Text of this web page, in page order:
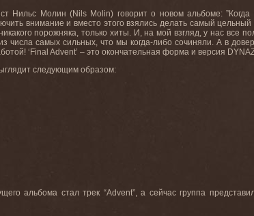
Нильс Молин (Nils Molin) говорит о новом альбоме:
внимание и вместо этого взялись делать самый
порожняка, только хиты. И, на мой взгляд, у нас
числа самых сильных, что мы когда-либо сочиняли. А в
‘Final Advent’ – это окончательная форма и версия
следующим образом:
альбома стал трек “Advent”, а сейчас группа